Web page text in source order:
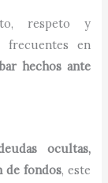
respeto y
frecuentes en
hechos ante
ocultas,
de fondos, este